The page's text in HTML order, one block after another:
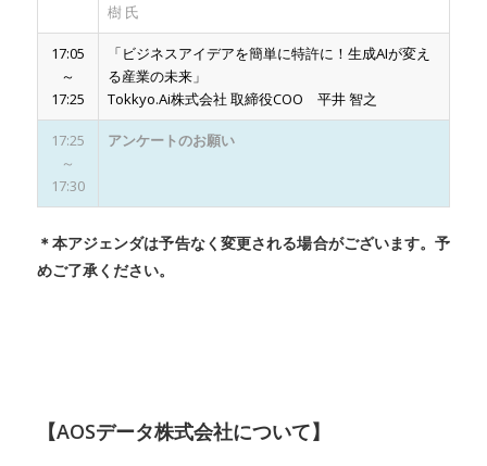
樹 氏
17:05
～
17:25
「ビジネスアイデアを簡単に特許に！生成AIが変え
る産業の未来」
Tokkyo.Ai株式会社 取締役COO 平井 智之
17:25
～
17:30
アンケートのお願い
＊本アジェンダは予告なく変更される場合がございます。予
めご了承ください。
【AOSデータ株式会社について】